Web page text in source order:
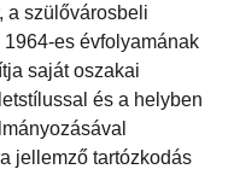
a szülővárosbeli
es évfolyamának
saját oszakai
és a helyben
jellemző tartózkodás